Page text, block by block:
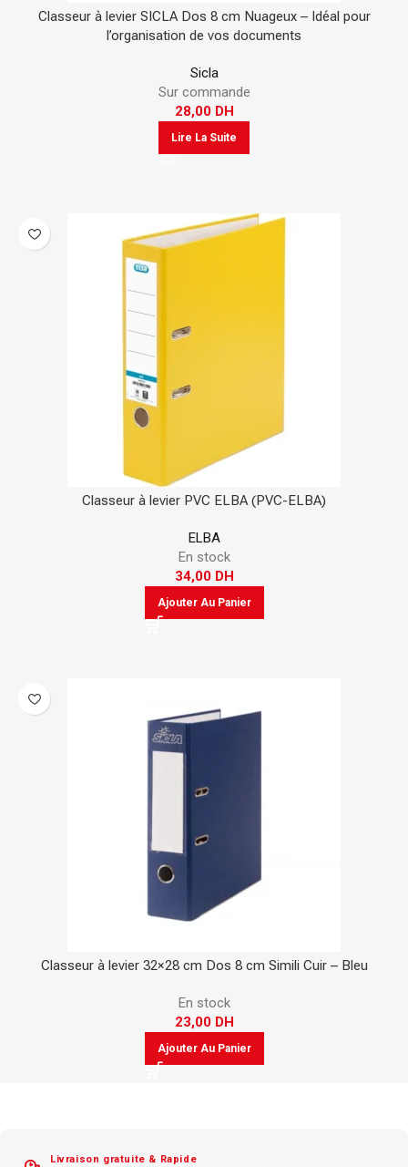
Classeur à levier SICLA Dos 8 cm Nuageux – Idéal pour
l’organisation de vos documents
Sicla
Sur commande
28,00 DH
Lire La Suite
Classeur à levier PVC ELBA (PVC-ELBA)
ELBA
En stock
34,00 DH
Ajouter Au Panier
Classeur à levier 32×28 cm Dos 8 cm Simili Cuir – Bleu
En stock
23,00 DH
Ajouter Au Panier
Livraison gratuite & Rapide